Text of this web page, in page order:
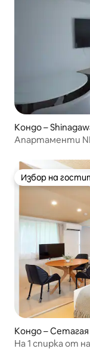
Кондо –
Апартаменти
Избор на
Избор на
Кондо –
На 1 спирка от